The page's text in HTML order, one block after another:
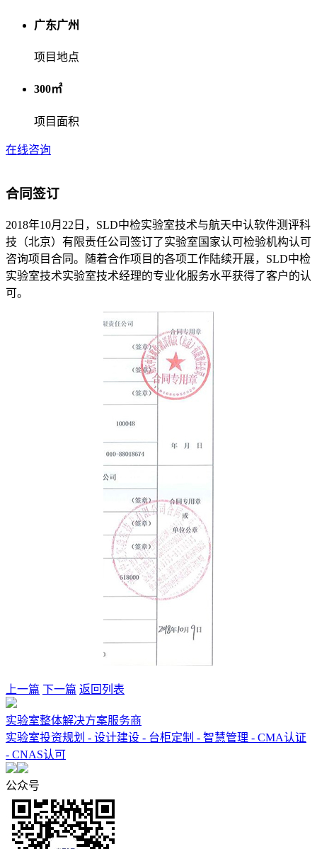
广东广州
项目地点
300㎡
项目面积
在线咨询
合同签订
2018年10月22日，SLD中检实验室技术与航天中认软件测评科
技（北京）有限责任公司签订了实验室国家认可检验机构认可
咨询项目合同。随着合作项目的各项工作陆续开展，SLD中检
实验室技术实验室技术经理的专业化服务水平获得了客户的认
可。
上一篇 下一篇 返回列表
实验室整体解决方案服务商
实验室投资规划 - 设计建设 - 台柜定制 - 智慧管理 - CMA认证
- CNAS认可
公众号